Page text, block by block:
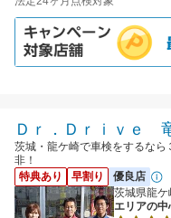
Ｄｒ．Ｄｒｉｖｅ
茨城・龍ケ崎で車検をするな
非！
特典あり
早割り
優良店
茨城県龍
エリアの中